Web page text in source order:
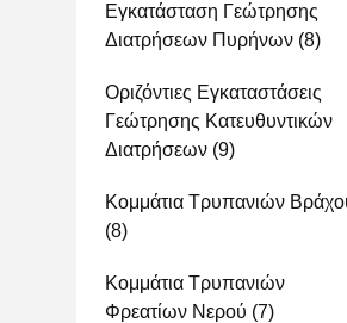
Εγκατάσταση Γεώτρησης
Διατρήσεων Πυρήνων (8)
Οριζόντιες Εγκαταστάσεις
Γεώτρησης Κατευθυντικών
Διατρήσεων (9)
Κομμάτια Τρυπανιών
(8)
Κομμάτια Τρυπανιών
Φρεατίων Νερού (7)